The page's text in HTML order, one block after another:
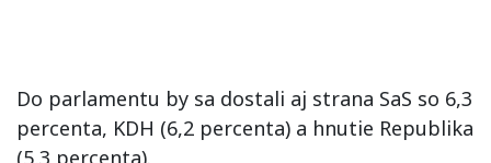
Do parlamentu by sa dostali aj strana SaS so 6,3
percenta, KDH (6,2 percenta) a hnutie Republika
(5,3 percenta).